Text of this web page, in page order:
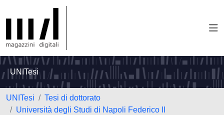
UNITesi
UNITesi
Tesi di dottorato
Università degli Studi di Napoli Federico II